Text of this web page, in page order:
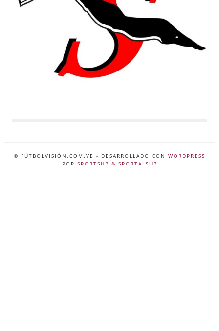
© FÚTBOLVISIÓN.COM.VE - DESARROLLADO CON WORDPRESS
POR SPORTSUB & SPORTALSUB